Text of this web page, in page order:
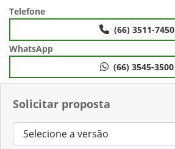
Solicitar proposta
Telefone
(66) 3511-7450
WhatsApp
(66) 3545-3500